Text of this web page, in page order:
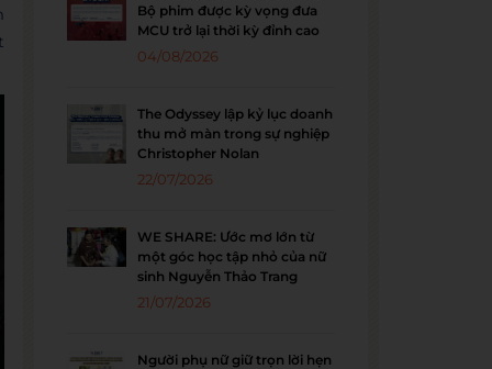
Bộ phim được kỳ vọng đưa
MCU trở lại thời kỳ đỉnh cao
04/08/2026
The Odyssey lập kỷ lục doanh
thu mở màn trong sự nghiệp
Christopher Nolan
22/07/2026
WE SHARE: Ước mơ lớn từ
một góc học tập nhỏ của nữ
sinh Nguyễn Thảo Trang
21/07/2026
Người phụ nữ giữ trọn lời hẹn